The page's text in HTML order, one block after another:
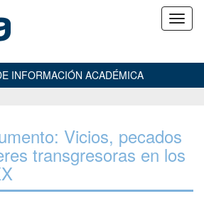
INFORMACIÓN ACADÉMICA
Vicios, pecados
transgresoras en los